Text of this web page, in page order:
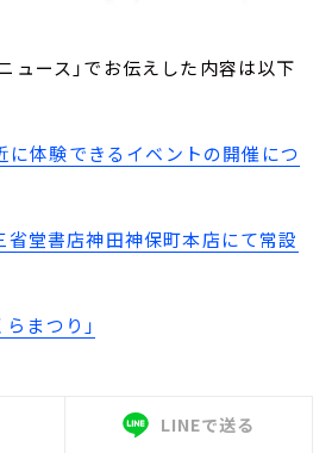
ュース」でお伝えした内容は以下
に体験できるイベントの開催につ
省堂書店神田神保町本店にて常設
まつり」
LINEで送る